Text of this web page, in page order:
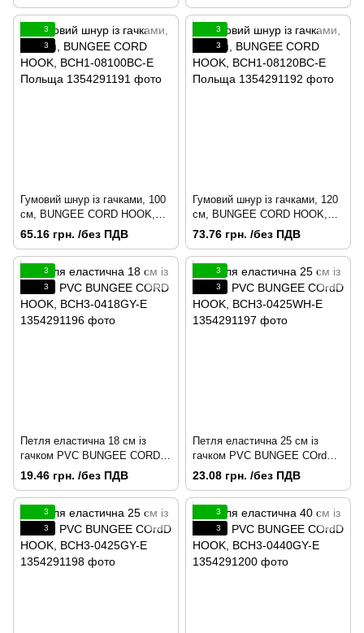
3
3
Гумовий шнур із гачками, 100
см, BUNGEE CORD HOOK,
BCH1-08100BC-E Польща
65.16 грн. /без ПДВ
3
3
Гумовий шнур із гачками, 120
см, BUNGEE CORD HOOK,
BCH1-08120BC-E Польща
73.76 грн. /без ПДВ
3
3
Петля еластична 18 см із
гачком PVC BUNGEE CORD
HOOK, BCH3-0418GY-E
19.46 грн. /без ПДВ
3
3
Петля еластична 25 см із
гачком PVC BUNGEE COrdD
HOOK, BCH3-0425WH-E
23.08 грн. /без ПДВ
3
3
3
3